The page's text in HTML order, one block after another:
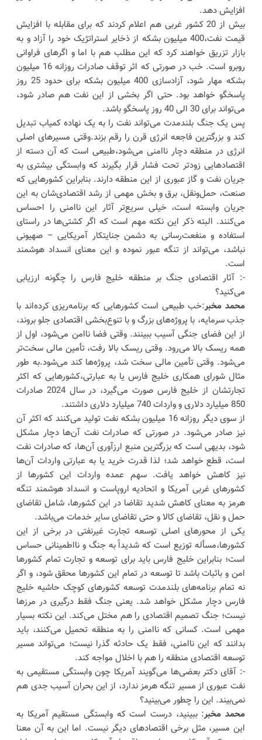
افزایش دهد.
بیش از 20 کشور غربی هم اعلام کردند که برای مقابله با افزایش
قیمت نفت،400 میلیون بشکه از ذخایر استراتژیک خود را آزاد و به
بازار تزریق خواهند کرد که این مطلب هم با اما و اگرهای فراوانی
روبرو است. خب در صورتی که اثر توقف صادرات روزانه 16 میلیون
بشکه مهار شود، آزادسازی 400 میلیون بشکه برای حدود 25 روز
پاسخگو خواهد بود. حتی اگر بخشی از این نفت هم صادر شود،
می‌تواند برای 30 الی 40 روز پاسخگو باشد.
پس یک جنگ بلندمدت می‌تواند نفت را به یک نهاده کمیاب تبدیل
کند و بزرگترین فاجعه انرژی قرن را رقم بزند.وقتی مسیرهای اصلی
انرژی در منطقه دچار ناامنی می‌شود،طبیعی است که آن دسته از
اقتصادهایی زودتر تحت فشار قرار بگیرند که وابستگی بیشتری به
جریان نفت و گاز عبوری از این منطقه دارند. بنابراین کشورهایی که
صنعت، حمل‌ونقل، برق و بخش مهمی از رشد اقتصادی‌شان به این
جریان وابسته است، خیلی سریع‌تر آثار این ناامنی را احساس
می‌کنند. البته ذکر این نکته مهم است که اگر کشتی‌ها در راستای
استفاده و منفعت‌رسانی به دشمن جنایتکار آمریکایی – صهیونی
نباشد، می‌تواند از تنگه عبور نموده و این معنای انسداد هوشمند
است.
-: آثار اقتصادی جنگ بر منطقه خلیج فارس را چگونه ارزیابی
می‌کنید؟
محمد مخبر:خب طبیعی است کشورهایی که برنامه‌ریزی کرده‌اند با
جذب سرمایه، با پروژه‌های بزرگ و با تنوع‌بخشی اقتصادی جلو بروند،
از این فضای جنگی آسیب ببینند. وقتی فضا ناامن می‌شود، اول از
همه ریسک بالا می‌رود. وقتی ریسک بالا رفت، تأمین مالی سخت‌تر
می‌شود. وقتی تأمین مالی سخت شد، پروژه‌ها کند می‌شود.به طور
مثال شورای همکاری خلیج فارس یا به عبارتی،کشورهایی که اکثر
تجارتشان از خلیج فارس صورت می‌گیرد، در سال 2024 صادرات
850 میلیارد دلاری و واردات 740 میلیارد دلاری داشتند.
از سوی دیگر روزانه 16 میلیون بشکه نفت تولید می‌کنند که اکثر آن
نیز صادر می‌شود. در صورتی که صادرات نفت آن‌ها دچار مشکل
شود، بدیهی است که بزرگترین منبع ارزآوری آن‌ها، که صادرات نفت
است، قطع خواهد شد؛ لذا قدرت خرید یا به عبارتی واردات آن‌ها
نیز کاهش خواهد یافت. سهم عمده واردات این کشورها از
کشورهای غربی آمریکا و اتحادیه اروپاست و انسداد هوشمند تنگه
هرمز به معنای کاهش شدید تقاضا در این کشورها، شامل تقاضای
حمل و نقل، تقاضای کالا و حتی تقاضای سایر خدمات می‌باشد.
یکی از محورهای اصلی توسعه تجارت غیرنفتی در برخی از این
کشورها،مسأله توزیع است که شدیداً به جنگ و نااطمینانی حساس
است؛ بنابراین خلیج فارس باید برای توسعه و تجارت تمام کشورها
امن و باثبات باشد تا توسعه در تمام این کشورها محقق شود، و اگر
نه تمام برنامه‌های بلندمدت توسعه کشورهای کوچک حاشیه خلیج
فارس دچار مشکل خواهد شد. یعنی جنگ فقط درگیری در مرزها
نیست؛ جنگ تصمیم اقتصادی را هم مختل می‌کند. این نکته بسیار
مهمی است. کسانی که ناامنی را به منطقه تحمیل می‌کنند، باید
بدانند که این ناامنی، فقط یک حادثه گذرا نیست؛ می‌تواند مسیر
توسعه اقتصادی منطقه را هم با اخلال مواجه کند.
-: آقای دکتر بعضی‌ها می‌گویند آمریکا چون وابستگی مستقیمی به
نفت عبوری از مسیر تنگه هرمز ندارد، از این بحران آسیب جدی هم
نمی‌بیند. این را چطور می‌بینید؟
محمد مخبر: ببینید، درست است که وابستگی مستقیم آمریکا به
این مسیر، مثل برخی اقتصادهای دیگر نیست. اما این به آن معنا